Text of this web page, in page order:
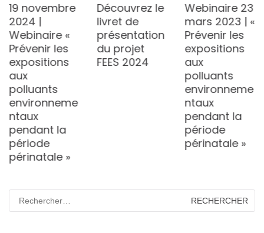
19 novembre
2024 |
Webinaire «
Prévenir les
expositions
aux
polluants
environneme
ntaux
pendant la
période
périnatale »
Découvrez le
livret de
présentation
du projet
FEES 2024
Webinaire 23
mars 2023 | «
Prévenir les
expositions
aux
polluants
environneme
ntaux
pendant la
période
périnatale »
Rechercher :